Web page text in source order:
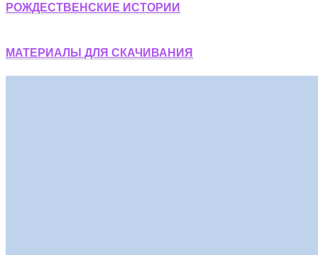
РОЖДЕСТВЕНСКИЕ ИСТОРИИ
МАТЕРИАЛЫ ДЛЯ СКАЧИВАНИЯ